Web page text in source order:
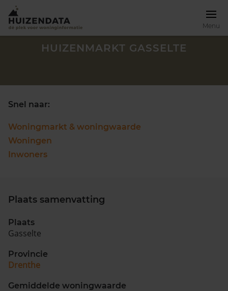
Menu
Zoek een woning
088 220 4200
Maandag t/m vrijdag - 08:00 -18:00
HUIZENMARKT GASSELTE
Snel naar:
Woningmarkt & woningwaarde
Woningen
Inwoners
Plaats samenvatting
Plaats
Gasselte
Provincie
Drenthe
Gemiddelde woningwaarde